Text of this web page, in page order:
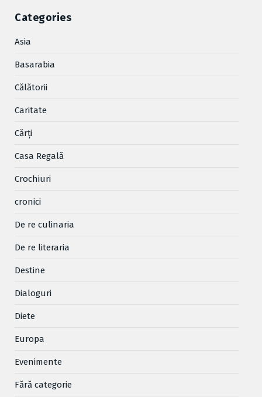
Categories
Asia
Basarabia
Cǎlǎtorii
Caritate
Cărţi
Casa Regală
Crochiuri
cronici
De re culinaria
De re literaria
Destine
Dialoguri
Diete
Europa
Evenimente
Fără categorie